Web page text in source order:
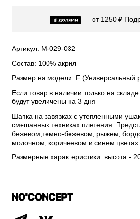
от 1250 ₽
Артикул: М-029-032
Состав: 100% акрил
Размер на модели: F (Универсальный
Если товар в наличии только на складе
будут увеличены на 3 дня
Шапка на завязках с утепленными
смешанных техниках плетения.
бежевом,темно-бежевом, рыжем,
молочном, коричневом и синем цветах.
Размерные характеристики: высота -